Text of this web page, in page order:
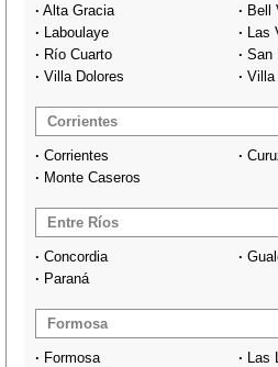
· Alta Gracia · Bell
· Laboulaye · Las
· Río Cuarto · San
· Villa Dolores · Villa
Corrientes
· Corrientes ·
· Monte Caseros
Entre Ríos
· Concordia ·
· Paraná
Formosa
· Formosa · Las